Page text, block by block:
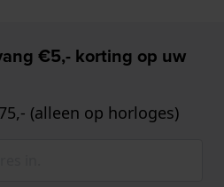
€5,- korting op uw
(alleen op horloges)